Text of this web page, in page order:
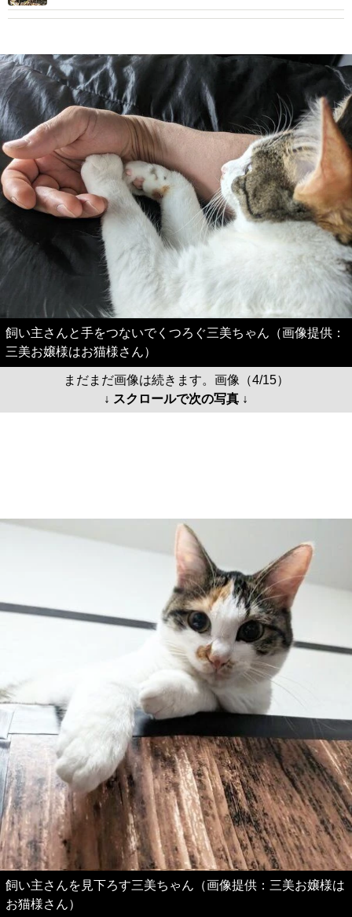
飼い主さんと手をつないでくつろぐ三美ちゃん（画像提供：
三美お嬢様はお猫様さん）
まだまだ画像は続きます。画像（4/15）
↓ スクロールで次の写真 ↓
飼い主さんを見下ろす三美ちゃん（画像提供：三美お嬢様は
お猫様さん）